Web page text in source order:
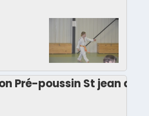
Pré-poussin St jean d'Y